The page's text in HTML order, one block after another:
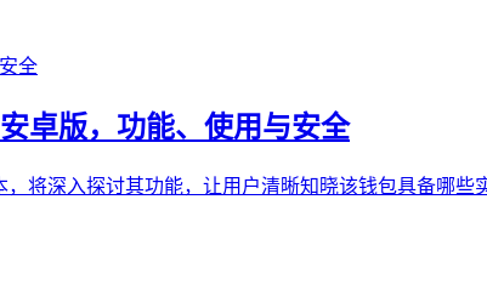
卓版，功能、使用与安全
，将深入探讨其功能，让用户清晰知晓该钱包具备哪